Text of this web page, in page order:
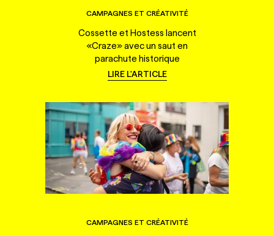
CAMPAGNES ET CRÉATIVITÉ
Cossette et Hostess lancent
«Craze» avec un saut en
parachute historique
LIRE L'ARTICLE
CAMPAGNES ET CRÉATIVITÉ